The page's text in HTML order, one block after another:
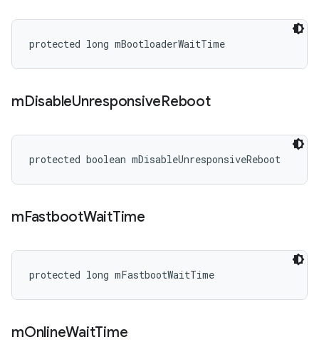
protected long mBootloaderWaitTime
mDisableUnresponsiveReboot
protected boolean mDisableUnresponsiveReboot
mFastbootWaitTime
protected long mFastbootWaitTime
mOnlineWaitTime